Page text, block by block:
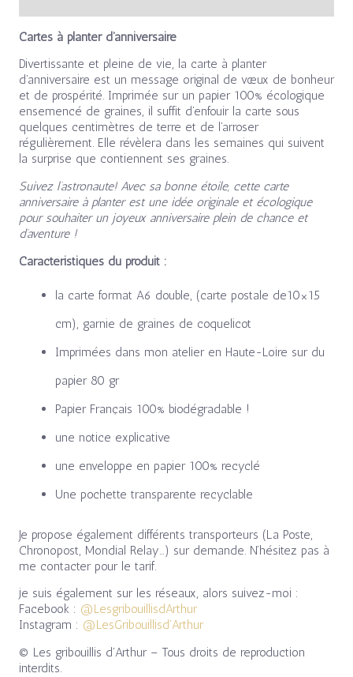
Cartes à planter d’anniversaire
Divertissante et pleine de vie, la carte à planter
d’anniversaire est un message original de vœux de bonheur
et de prospérité. Imprimée sur un papier 100% écologique
ensemencé de graines, il suffit d’enfouir la carte sous
quelques centimètres de terre et de l’arroser
régulièrement. Elle révèlera dans les semaines qui suivent
la surprise que contiennent ses graines.
Suivez l’astronaute! Avec sa bonne étoile, cette carte
anniversaire à planter est une idée originale et écologique
pour souhaiter un joyeux anniversaire plein de chance et
d’aventure !
Caractéristiques du produit :
la carte format A6 double, (carte postale de10×15
cm), garnie de graines de coquelicot
Imprimées dans mon atelier en Haute-Loire sur du
papier 80 gr
Papier Français 100% biodégradable !
une notice explicative
une enveloppe en papier 100% recyclé
Une pochette transparente recyclable
Je propose également différents transporteurs (La Poste,
Chronopost, Mondial Relay…) sur demande. N’hésitez pas à
me contacter pour le tarif.
je suis également sur les réseaux, alors suivez-moi :
Facebook : @LesgribouillisdArthur
Instagram : @LesGribouillisd’Arthur
© Les gribouillis d’Arthur – Tous droits de reproduction
interdits.